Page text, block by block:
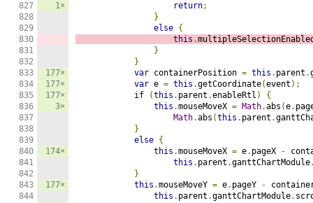
1×
177×
177×
177×
3×
174×
177×
return;
}
else {
this .
}
}
var containerPosition = this . parent .
var e = this .getCoordinate(event );
if
(this . parent .enableRtl )
{
this .mouseMoveX = Math.abs (e.
Math.abs (this . parent .
}
else {
this .mouseMoveX = e. pageX -
this . parent .ganttChartModule
}
this .mouseMoveY = e. pageY -
this . parent .ganttChartModule.